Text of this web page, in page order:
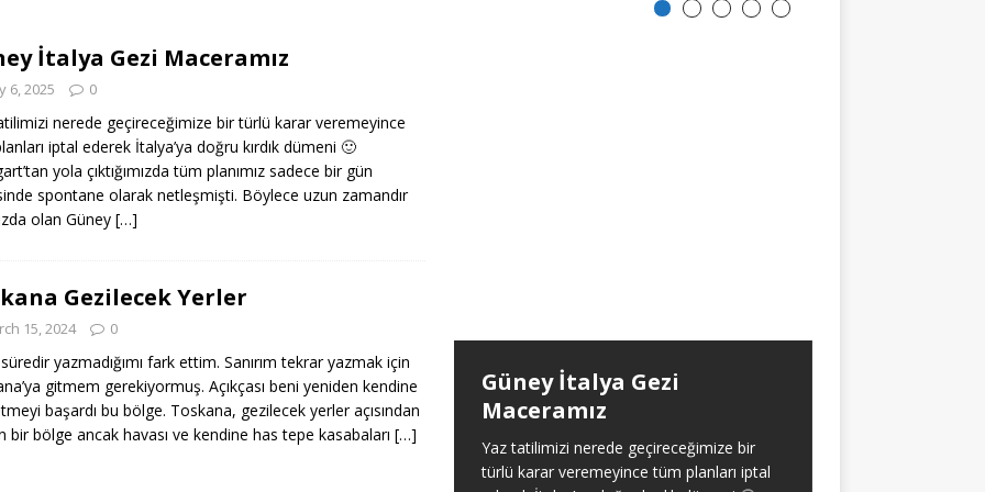
Yerler
ANASAYFA
Maceramız
İtalya Gezi Maceramız
6, 2025 0
nerede geçireceğimize bir türlü karar veremeyince
iptal ederek İtalya’ya doğru kırdık dümeni 🙂
yola çıktığımızda tüm planımız sadece bir gün
spontane olarak netleşmişti. Böylece uzun zamandır
olan Güney […]
Gezilecek Yerler
15, 2024 0
yazmadığımı fark ettim. Sanırım tekrar yazmak için
gitmem gerekiyormuş. Açıkçası beni yeniden kendine
başardı bu bölge. Toskana, gezilecek yerler açısından
bir bölge ancak havası ve kendine has tepe kasabaları […]
Königsee Gezilecek Yerler
Beni benden alan bir başka yer daha
tanıdım. Königsee pırıl pırıl suyu ve
Güney İtalya Gezi
Maceramız
Yaz tatilimizi nerede geçireceğimize bir
türlü karar veremeyince tüm planları iptal